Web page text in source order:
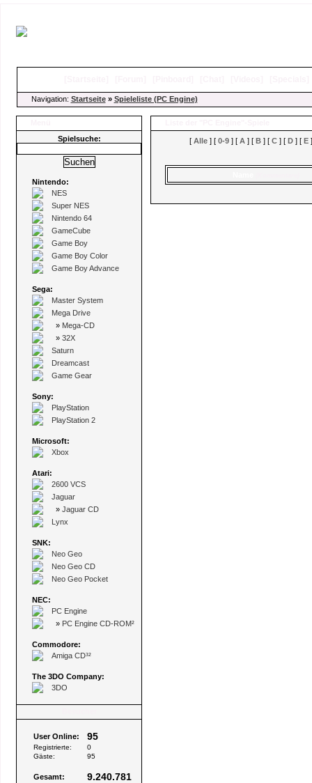
Navigation: Startseite» Spieleliste (PC Engine)
Spielsuche:
Nintendo:
NES
Super NES
Nintendo 64
GameCube
Game Boy
Game Boy Color
Game Boy Advance
Sega:
Master System
Mega Drive
» Mega-CD
» 32X
Saturn
Dreamcast
Game Gear
Sony:
PlayStation
PlayStation 2
Microsoft:
Xbox
Atari:
2600 VCS
Jaguar
» Jaguar CD
Lynx
SNK:
Neo Geo
Neo Geo CD
Neo Geo Pocket
NEC:
PC Engine
» PC Engine CD-ROM²
Commodore:
Amiga CD³²
The 3DO Company:
3DO
User Online: 95
Registrierte:
0
Gäste:
95
Gesamt: 9.240.781
[ Alle ] [ 0-9 ] [ A ] [ B ] [ C ] [ D ] [ E